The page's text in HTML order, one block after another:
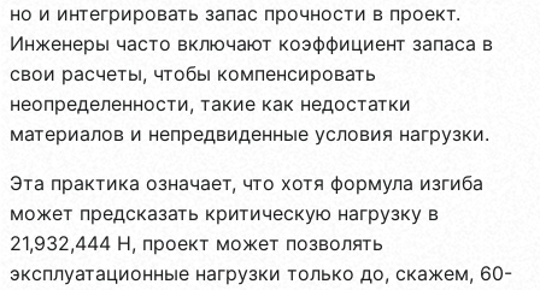
но и интегрировать запас прочности в проект.
Инженеры часто включают коэффициент запаса в
свои расчеты, чтобы компенсировать
неопределенности, такие как недостатки
материалов и непредвиденные условия нагрузки.
Эта практика означает, что хотя формула изгиба
может предсказать критическую нагрузку в
21,932,444 Н, проект может позволять
эксплуатационные нагрузки только до, скажем, 60-